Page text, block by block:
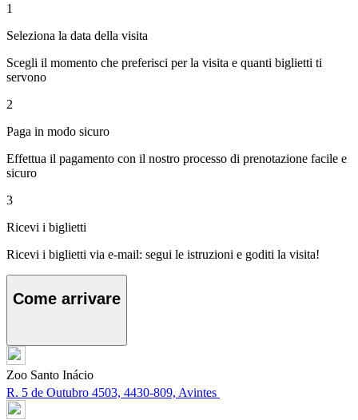
1
Seleziona la data della visita
Scegli il momento che preferisci per la visita e quanti biglietti ti
servono
2
Paga in modo sicuro
Effettua il pagamento con il nostro processo di prenotazione facile e
sicuro
3
Ricevi i biglietti
Ricevi i biglietti via e-mail: segui le istruzioni e goditi la visita!
Come arrivare
Zoo Santo Inácio
R. 5 de Outubro 4503, 4430-809, Avintes